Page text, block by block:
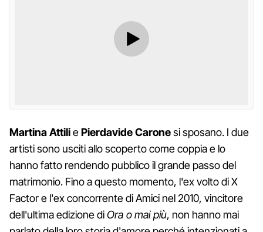
Martina AttiliePierdavideCaronesi sposano. I due
artisti sono usciti allo scoperto come coppia e lo
hanno fatto rendendo pubblico il grande passo del
matrimonio. Fino a questo momento, l'ex volto di X
Factor e l'ex concorrente di Amici nel 2010, vincitore
dell'ultima edizione diOra o mai più, non hanno mai